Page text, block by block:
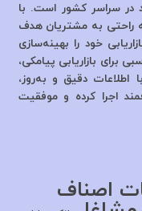
در سراسر کشور است. با
راحتی به مشتریان هدف
خود را بهینه‌سازی
برای بازاریابی پیامکی،
دقیق و به‌روز،
اجرا کرده و موفقیت
اصناف